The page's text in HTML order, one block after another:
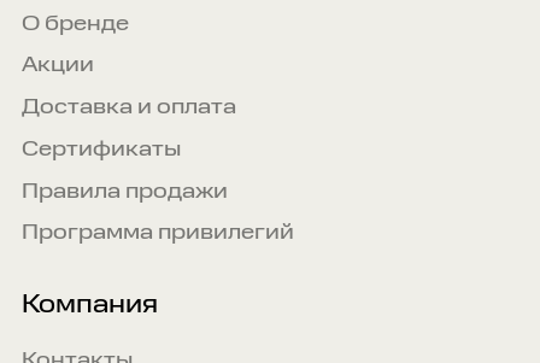
О бренде
Акции
Доставка и оплата
Сертификаты
Правила продажи
Программа привилегий
Компания